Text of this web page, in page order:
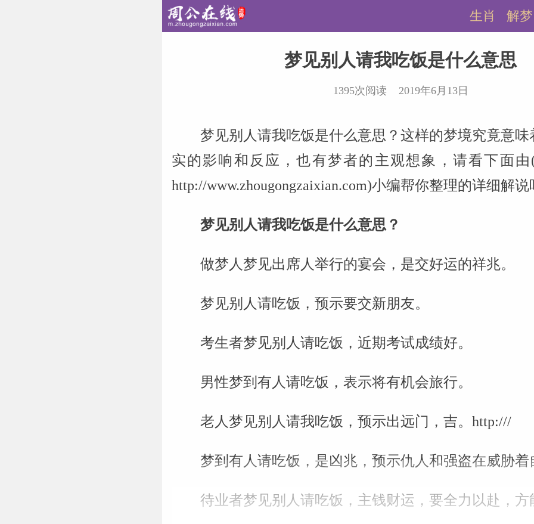
解梦
生肖
梦见别人请我吃饭是什么意思
1395次阅读 2019年6月13日
梦见别人请我吃饭是什么意思？这样的梦境究竟意
实的影响和反应，也有梦者的主观想象，请看下面
http://www.zhougongzaixian.com)小编帮你整理的详细解说
梦见别人请我吃饭是什么意思？
做梦人梦见出席人举行的宴会，是交好运的祥兆。
梦见别人请吃饭，预示要交新朋友。
考生者梦见别人请吃饭，近期考试成绩好。
男性梦到有人请吃饭，表示将有机会旅行。
老人梦见别人请我吃饭，预示出远门，吉。http:///
梦到有人请吃饭，是凶兆，预示仇人和强盗在威胁着
待业者梦见别人请吃饭，主钱财运，要全力以赴，方